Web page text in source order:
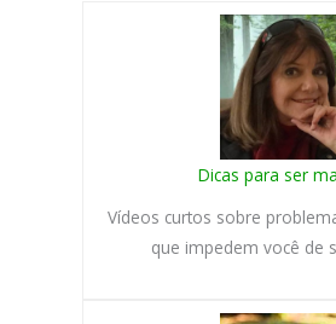
Dicas para ser
Vídeos curtos sobre
que impedem você de